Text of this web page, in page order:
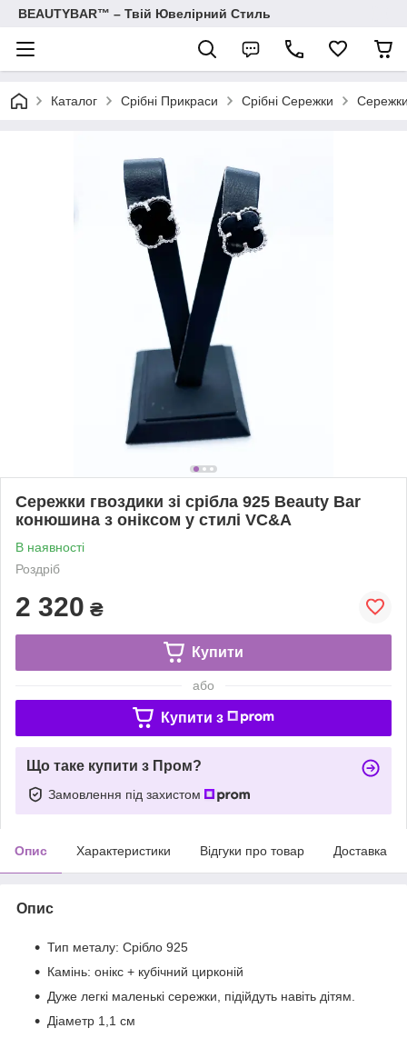
BEAUTYBAR™ – Твій Ювелірний Стиль
Каталог Срібні Прикраси Срібні Сережки
Сережки гвоздики зі срібла 925 Beauty Bar
конюшина з оніксом у стилі VC&A
В наявності
Роздріб
2 320 ₴
Купити
або
Купити з
Що таке купити з Пром?
Замовлення під захистом
Опис Характеристики Відгуки про товар Доставка
Опис
Тип металу: Срібло 925
Камінь: онікс + кубічний цирконій
Дуже легкі маленькі сережки, підійдуть навіть дітям.
Діаметр 1,1 см